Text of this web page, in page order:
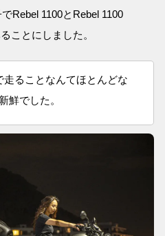
Rebel 1100とRebel 1100
ことにしました。
走ることなんてほとんどな
鮮でした。